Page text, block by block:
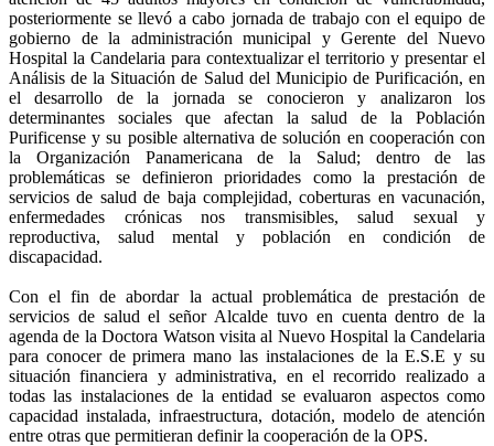
posteriormente se llevó a cabo jornada de trabajo con el equipo de
gobierno de la administración municipal y Gerente del Nuevo
Hospital la Candelaria para contextualizar el territorio y presentar el
Análisis de la Situación de Salud del Municipio de Purificación, en
el desarrollo de la jornada se conocieron y analizaron los
determinantes sociales que afectan la salud de la Población
Purificense y su posible alternativa de solución en cooperación con
la Organización Panamericana de la Salud; dentro de las
problemáticas se definieron prioridades como la prestación de
servicios de salud de baja complejidad, coberturas en vacunación,
enfermedades crónicas nos transmisibles, salud sexual y
reproductiva, salud mental y población en condición de
discapacidad.
Con el fin de abordar la actual problemática de prestación de
servicios de salud el señor Alcalde tuvo en cuenta dentro de la
agenda de la Doctora Watson visita al Nuevo Hospital la Candelaria
para conocer de primera mano las instalaciones de la E.S.E y su
situación financiera y administrativa, en el recorrido realizado a
todas las instalaciones de la entidad se evaluaron aspectos como
capacidad instalada, infraestructura, dotación, modelo de atención
entre otras que permitieran definir la cooperación de la OPS.